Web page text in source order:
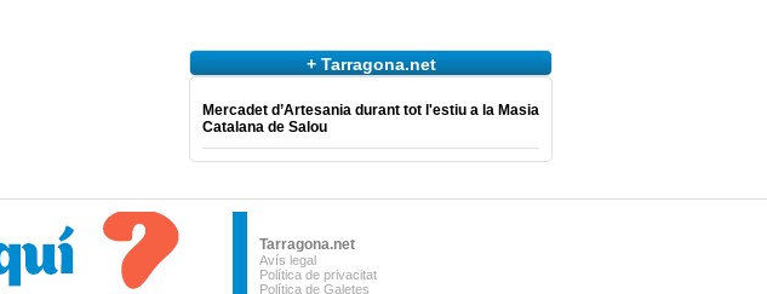
+ Tarragona.net
Mercadet d’Artesania durant tot l'estiu a la Masia
Catalana de Salou
Tarragona.net
Avís legal
Política de privacitat
Política de Galetes